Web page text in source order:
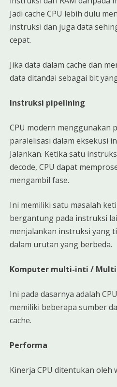
Jadi cache CPU lebih dulu
instruksi dan juga data
cepat.
Jika data dalam cache dan
data ditandai sebagai bit
Instruksi pipelining
CPU modern menggunakan
paralelisasi dalam eksekusi
Jalankan. Ketika satu
decode, CPU dapat
mengambil fase.
Ini memiliki satu masalah
bergantung pada instruksi
menjalankan instruksi yang
dalam urutan yang berbeda.
Komputer multi-inti /
Ini pada dasarnya adalah
memiliki beberapa sumber
cache.
Performa
Kinerja CPU ditentukan oleh